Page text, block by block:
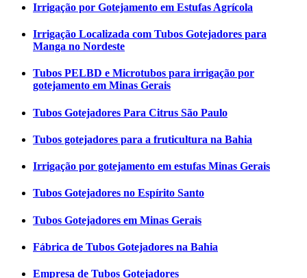
Irrigação por Gotejamento em Estufas Agrícola
Irrigação Localizada com Tubos Gotejadores para
Manga no Nordeste
Tubos PELBD e Microtubos para irrigação por
gotejamento em Minas Gerais
Tubos Gotejadores Para Citrus São Paulo
Tubos gotejadores para a fruticultura na Bahia
Irrigação por gotejamento em estufas Minas Gerais
Tubos Gotejadores no Espírito Santo
Tubos Gotejadores em Minas Gerais
Fábrica de Tubos Gotejadores na Bahia
Empresa de Tubos Gotejadores